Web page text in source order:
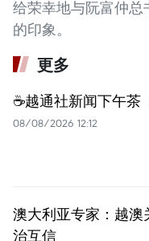
给荣幸地与阮富仲
的印象。
更多
☕️越通社新闻下午茶
08/08/2026 12:12
澳大利亚专家：越澳
治互信